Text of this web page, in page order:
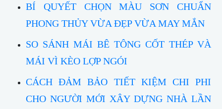
BÍ QUYẾT CHỌN MÀU SƠN CHUẨN
PHONG THỦY VỪA ĐẸP VỪA MAY MẮN
SO SÁNH MÁI BÊ TÔNG CỐT THÉP VÀ
MÁI VÌ KÈO LỢP NGÓI
CÁCH ĐẢM BẢO TIẾT KIỆM CHI PHI
CHO NGƯỜI MỚI XÂY DỰNG NHÀ LẦN